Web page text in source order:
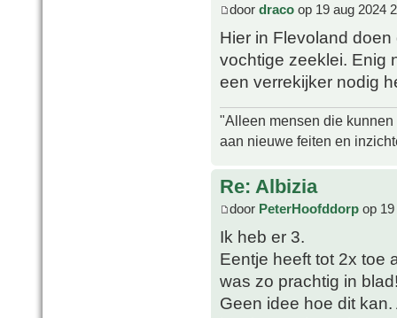
door draco op 19 aug 2024
Hier in Flevoland
vochtige zeeklei. Enig
een verrekijker nodig
"Alleen mensen die
aan nieuwe feiten en
Re: Albizia
door PeterHoofddorp op
Ik heb er 3.
Eentje heeft tot 2x toe
was zo prachtig in
Geen idee hoe dit